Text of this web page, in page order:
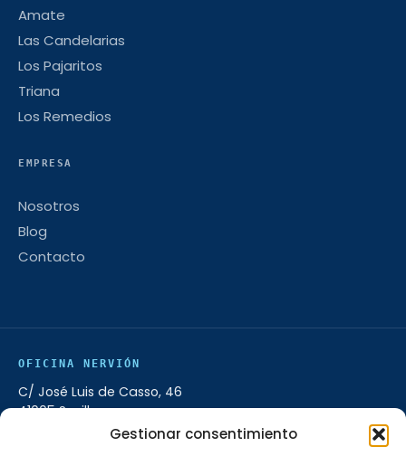
Gestionar consentimiento
Amate
Las Candelarias
Los Pajaritos
Triana
Los Remedios
EMPRESA
Nosotros
Blog
Contacto
OFICINA NERVIÓN
C/ José Luis de Casso, 46
41005 Sevilla